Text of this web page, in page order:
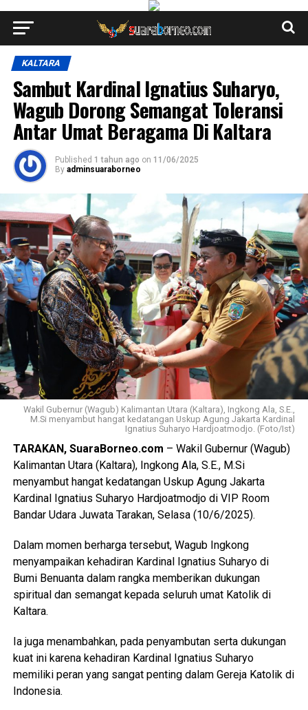
KALTARA
Sambut Kardinal Ignatius Suharyo,
Wagub Dorong Semangat Toleransi
Antar Umat Beragama Di Kaltara
Published 1 tahun ago on 11/06/2025
By adminsuaraborneo
Wakil Gubernur (Wagub) Kalimantan Utara (Kaltara), Ingkong Ala, S.E.,
M.Si menyambut hangat kedatangan Uskup Agung Jakarta Kardinal
Ignatius Suharyo Hardjoatmodjo. (Foto/Ist)
TARAKAN, SuaraBorneo.com – Wakil Gubernur (Wagub)
Kalimantan Utara (Kaltara), Ingkong Ala, S.E., M.Si
menyambut hangat kedatangan Uskup Agung Jakarta
Kardinal Ignatius Suharyo Hardjoatmodjo di VIP Room
Bandar Udara Juwata Tarakan, Selasa (10/6/2025).
Dalam momen berharga tersebut, Wagub Ingkong
menyampaikan kehadiran Kardinal Ignatius Suharyo di
Bumi Benuanta dalam rangka memberikan dukungan
spiritual dan semangat kepada seluruh umat Katolik di
Kaltara.
Ia juga menambahkan, pada penyambutan serta dukungan
kuat ini karena kehadiran Kardinal Ignatius Suharyo
memiliki peran yang sangat penting dalam Gereja Katolik di
Indonesia.